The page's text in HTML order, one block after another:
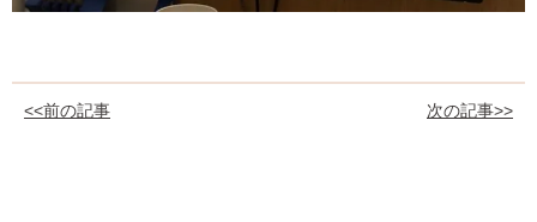
<<前の記事 次の記事>>